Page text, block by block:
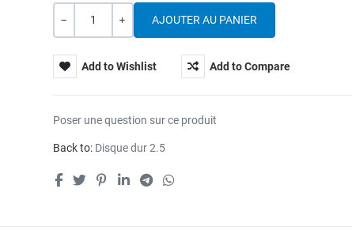
Quantité
Add to Wishlist Add to Compare
Poser une question sur ce produit
Back to: Disque dur 2.5